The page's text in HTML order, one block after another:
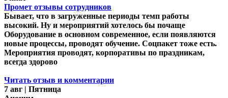
Промет отзывы сотрудников
Бывает, что в загруженные периоды темп работы
высокий. Ну и мероприятий хотелось бы почаще
Оборудование в основном современное, если появляются
новые процессы, проводят обучение. Соцпакет тоже есть.
Мероприятия проводят, корпоративы по праздникам,
всегда здорово
Читать отзыв и комментарии
7 авг | Пятница